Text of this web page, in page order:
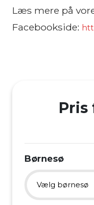
Læs mere på
Facebookside:
Pris
Børnesø
Vælg børnesø